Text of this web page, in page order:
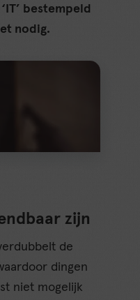
bestempeld
nodig.
zijn
de
dingen
niet mogelijk